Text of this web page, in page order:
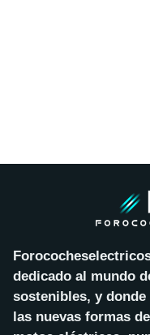
dedicado al mundo
sostenibles, y
las nuevas formas